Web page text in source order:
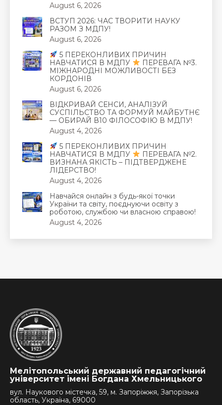
August 6, 2026
ВСТУП 2026: ЧАС ТВОРИТИ НАУКУ
РАЗОМ З МДПУ!
August 6, 2026
5 ПЕРЕКОНЛИВИХ ПРИЧИН
НАВЧАТИСЯ В МДПУ
ПЕРЕВАГА №3.
МІЖНАРОДНІ МОЖЛИВОСТІ БЕЗ
КОРДОНІВ
August 6, 2026
ВІДКРИВАЙ СЕНСИ, АНАЛІЗУЙ
СУСПІЛЬСТВО ТА ФОРМУЙ МАЙБУТНЄ
— ОБИРАЙ В10 ФІЛОСОФІЮ В МДПУ!
August 4, 2026
5 ПЕРЕКОНЛИВИХ ПРИЧИН
НАВЧАТИСЯ В МДПУ
ПЕРЕВАГА №2.
ВИЗНАНА ЯКІСТЬ – ПІДТВЕРДЖЕНЕ
ЛІДЕРСТВО!
August 4, 2026
Навчайся онлайн з будь-якої точки
України та світу, поєднуючи освіту з
роботою, службою чи власною справою!
August 4, 2026
Мелітопольський державний педагогічний
університет імені Богдана Хмельницького
вул. Наукового містечка, 59, м. Запоріжжя, Запорізька
область, Україна, 69000